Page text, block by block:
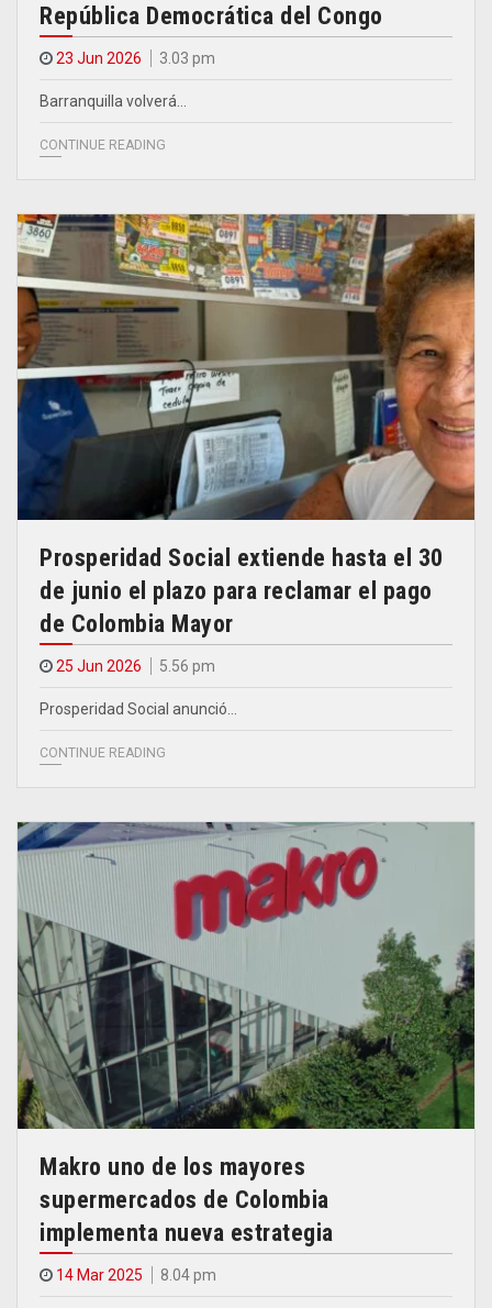
República Democrática del Congo
23 Jun 2026 3.03 pm
Barranquilla volverá…
CONTINUE READING
Prosperidad Social extiende hasta el 30
de junio el plazo para reclamar el pago
de Colombia Mayor
25 Jun 2026 5.56 pm
Prosperidad Social anunció…
CONTINUE READING
Makro uno de los mayores
supermercados de Colombia
implementa nueva estrategia
14 Mar 2025 8.04 pm